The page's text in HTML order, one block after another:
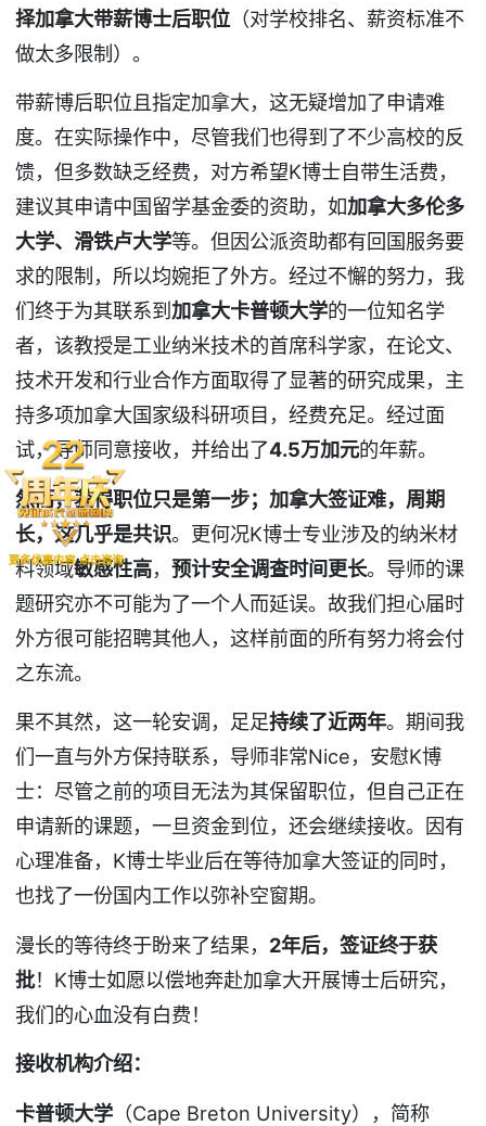
择加拿大带薪博士后职位（对学校排名、薪资标准不
做太多限制）。
带薪博后职位且指定加拿大，这无疑增加了申请难
度。在实际操作中，尽管我们也得到了不少高校的反
馈，但多数缺乏经费，对方希望K博士自带生活费，
建议其申请中国留学基金委的资助，如加拿大多伦多
大学、滑铁卢大学等。但因公派资助都有回国服务要
求的限制，所以均婉拒了外方。经过不懈的努力，我
们终于为其联系到 加拿大卡普顿大学的一位知名学
者，该教授是工业纳米技术的首席科学家，在论文、
技术开发和行业合作方面取得了显著的研究成果，主
持多项加拿大国家级科研项目，经费充足。经过面
试，导师同意接收，并给出了4.5万加元的年薪。
然而，获得职位只是第一步；加拿大签证难，周期
长，这几乎是共识。更何况K博士专业涉及的纳米材
料领域敏感性高， 预计安全调查时间更长。导师的课
题研究亦不可能为了一个人而延误。故我们担心届时
外方很可能招聘其他人，这样前面的所有努力将会付
之东流。
果不其然，这一轮安调，足足持续了近两年。期间我
们一直与外方保持联系，导师非常Nice，安慰K博
士：尽管之前的项目无法为其保留职位，但自己正在
申请新的课题，一旦资金到位，还会继续接收。因有
心理准备，K博士毕业后在等待加拿大签证的同时，
也找了一份国内工作以弥补空窗期。
漫长的等待终于盼来了结果， 2年后，签证终于获
批！K博士如愿以偿地奔赴加拿大开展博士后研究，
我们的心血没有白费！
接收机构介绍：
卡普顿大学（Cape Breton University），简称